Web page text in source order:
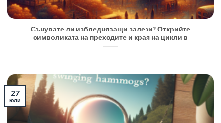
Сънувате ли избледняващи залези? Открийте
символиката на преходите и края на цикли в
27
юли